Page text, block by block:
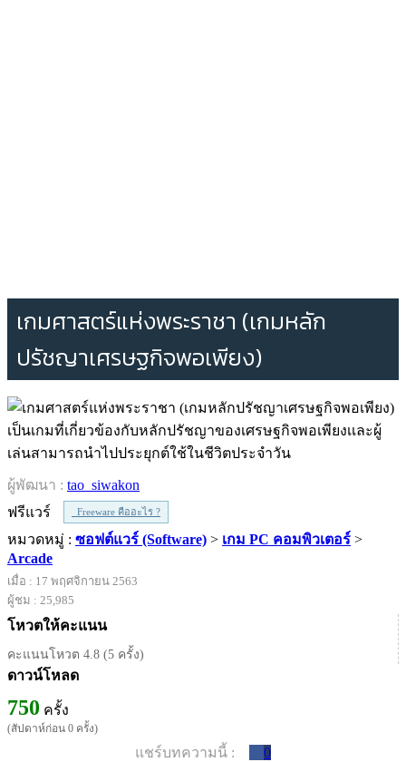
เกมศาสตร์แห่งพระราชา (เกมหลัก
ปรัชญาเศรษฐกิจพอเพียง)
เป็นเกมที่เกี่ยวข้องกับหลักปรัชญาของเศรษฐกิจพอเพียงเเละผู้
เล่นสามารถนำไปประยุกต์ใช้ในชีวิตประจำวัน
ผู้พัฒนา : tao_siwakon
ฟรีแวร์
Freeware คืออะไร ?
หมวดหมู่ : ซอฟต์แวร์ (Software) > เกม PC คอมพิวเตอร์ >
Arcade
เมื่อ : 17 พฤศจิกายน 2563
ผู้ชม : 25,985
โหวตให้คะแนน
คะแนนโหวต 4.8 (5 ครั้ง)
ดาวน์โหลด
750 ครั้ง
(สัปดาห์ก่อน 0 ครั้ง)
แชร์บทความนี้ : 0